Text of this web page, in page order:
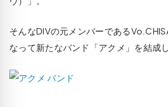
そんなDIVの元メンバーである
なって新たなバンド「アクメ」を結成